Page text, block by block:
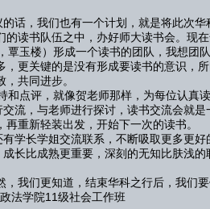
，我们也有一个计划，就是将此次华
读书队伍之中，办好师大读书会。现
玉楼）形成一个读书的团队，我想团
更关键的是没有形成要读书的意识，
共同进步。
点评，就像贺老师那样，为每位认真
，与老师进行探讨，读书交流会就
重新轻装出发，开始下一次的读书。
长学姐交流联系，不断吸取更多更好
比成熟更重要，深刻的无知比肤浅
当然，我们更知道，结束华科之
社会工作班